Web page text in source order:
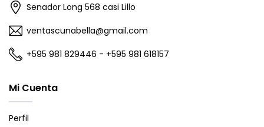
Senador Long 568 casi Lillo
ventascunabella@gmail.com
+595 981 829446 - +595 981 618157
Mi Cuenta
Perfil